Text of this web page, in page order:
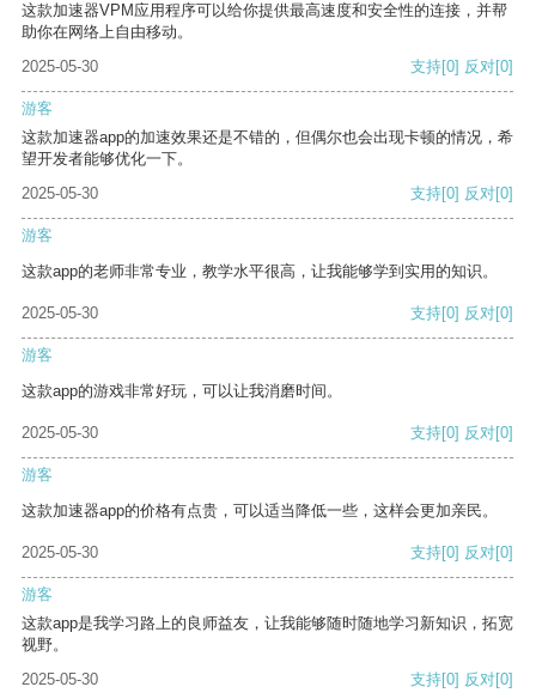
这款加速器VPM应用程序可以给你提供最高速度和安全性的连接，并帮
助你在网络上自由移动。
2025-05-30
支持[0] 反对[0]
游客
这款加速器app的加速效果还是不错的，但偶尔也会出现卡顿的情况，希
望开发者能够优化一下。
2025-05-30
支持[0] 反对[0]
游客
这款app的老师非常专业，教学水平很高，让我能够学到实用的知识。
2025-05-30 支持[0] 反对[0]
游客
这款app的游戏非常好玩，可以让我消磨时间。
2025-05-30 支持[0] 反对[0]
游客
这款加速器app的价格有点贵，可以适当降低一些，这样会更加亲民。
2025-05-30 支持[0] 反对[0]
游客
这款app是我学习路上的良师益友，让我能够随时随地学习新知识，拓宽
视野。
2025-05-30
支持[0] 反对[0]